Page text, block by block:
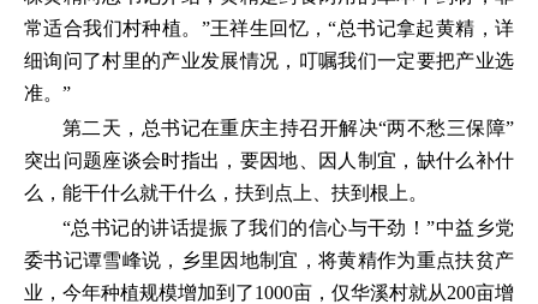
常适合我们村种植。”王祥生回忆，“总书记拿起黄精，详
细询问了村里的产业发展情况，叮嘱我们一定要把产业选
准。”
第二天，总书记在重庆主持召开解决“两不愁三保障”
突出问题座谈会时指出，要因地、因人制宜，缺什么补什
么，能干什么就干什么，扶到点上、扶到根上。
“总书记的讲话提振了我们的信心与干劲！”中益乡党
委书记谭雪峰说，乡里因地制宜，将黄精作为重点扶贫产
业，今年种植规模增加到了1000亩，仅华溪村就从200亩增